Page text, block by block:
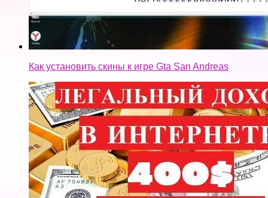
Как установить скины к игре Gta San Andreas